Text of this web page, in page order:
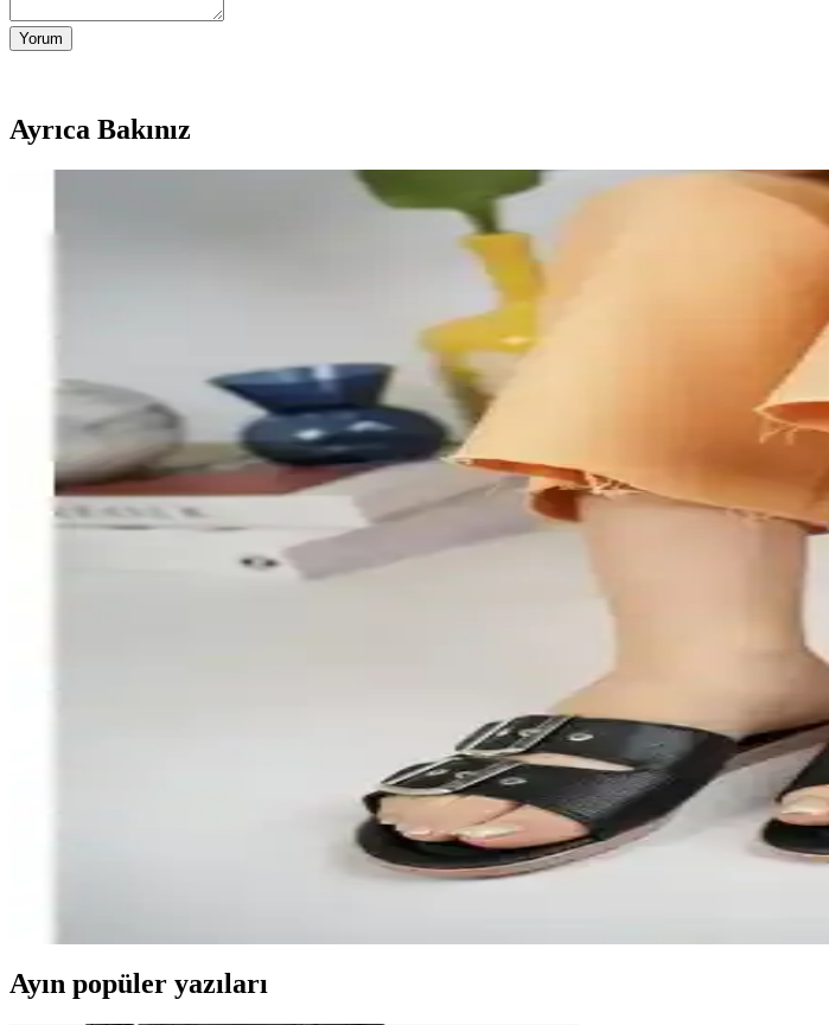
Yorum
Ayrıca Bakınız
Yuppy Club Kadın Kapitone Çanta: Şık ve Kullanışlı Günlük Çanta Seçenekleri
Yuppy Club'un kadın kapitone çantası, şık tasarımı, su itici özelliği ve düzenleyici fermuarlı bölmeleriyle
Eşiniz İçin En Uygun Çanta ve Ayakkabı Hediye Seçenekleri Rehberi
Kadınlar için uygun çanta ve ayakkabı hediye seçenekleri, tarz ve kullanım amaçlarına göre seçim
Camaiore Mini Siyah Süet Yarım Bot Kadınlar İçin Şık ve Konforlu Kış Ayakkabısı
Camaiore Mini Siyah Süet Yarım Bot, şık tasarımı ve konforu ile soğuk havalarda ideal. El işçiliği, suya
Daxtors D079 Günlük Kadın Terlikleri Konfor ve Şıklığı Bir Arada Sunar
Daxtors D079 kadın terlikleri, hafif ve nefes alabilir yapısıyla gün boyu konfor sağlar, şık tasarımıyla da
Mubaco Gold Comfort Kadın Terlik: Günlük Şıklık ve Konfor Sunan Modern
Mubaco Gold Comfort kadın terlikleri, şık tasarımı, ortopedik tabanı ve hafif yapısıyla günlük kullanımda
Kadın Çantaları Karşılaştırması: Cream House ve Suud Collection Modellerinin
Cream House ve Suud Collection kahverengi mini deri çantalar, şıklık ve fonksiyonellik açısından öne
Kadın Topuklu Ayakkabılarının Detaylı Karşılaştırması: Şık ve Rahat Seçenekler
İki şık ve rahat kadın topuklu ayakkabısını detaylı karşılaştırıyoruz. Ürünlerin özellikleri, kullanıcı
ModaFrato Wzy Kadın Terlik: Şıklık ve Konfor Sunan Güncel Terlik Seçeneği
Ayın popüler yazıları